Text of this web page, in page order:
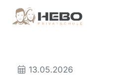
13.05.2026